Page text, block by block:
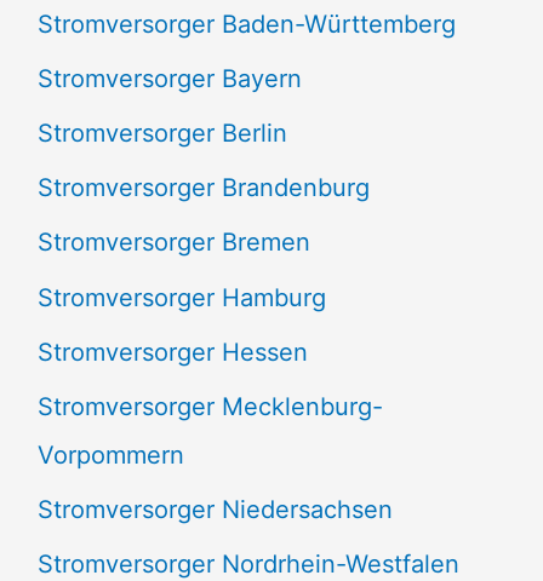
h
:
Stromversorger Baden-Württemberg
Stromversorger Bayern
Stromversorger Berlin
Stromversorger Brandenburg
Stromversorger Bremen
Stromversorger Hamburg
Stromversorger Hessen
Stromversorger Mecklenburg-
Vorpommern
Stromversorger Niedersachsen
Stromversorger Nordrhein-Westfalen